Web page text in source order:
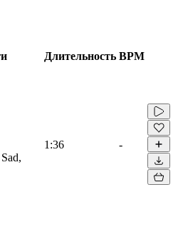
Длительность BPM
1:36 -